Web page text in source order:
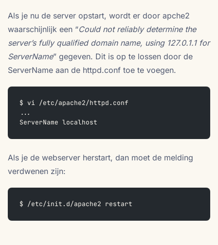
Als je nu de server opstart, wordt er door apche2
waarschijnlijk een “Could not reliably determine the
server’s fully qualified domain name, using 127.0.1.1 for
ServerName” gegeven. Dit is op te lossen door de
ServerName aan de httpd.conf toe te voegen.
$ vi /etc/apache2/httpd.conf
...
ServerName localhost
Als je de webserver herstart, dan moet de melding
verdwenen zijn:
$ /etc/init.d/apache2 restart